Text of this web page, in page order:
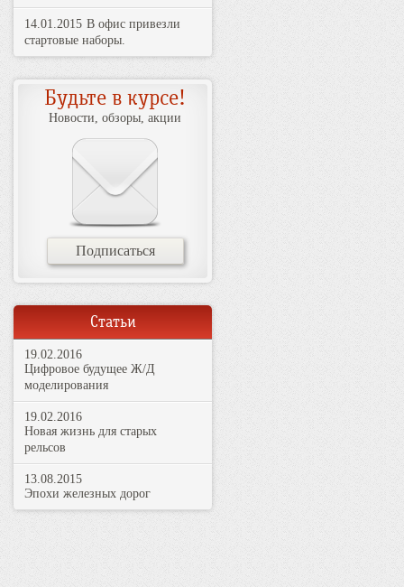
14.01.2015 В офис привезли
стартовые наборы.
Будьте в курсе!
Новости, обзоры, акции
Подписаться
Статьи
19.02.2016
Цифровое будущее Ж/Д
моделирования
19.02.2016
Новая жизнь для старых
рельсов
13.08.2015
Эпохи железных дорог